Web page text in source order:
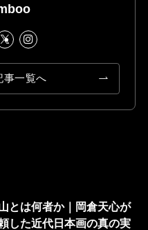
事一覧へ
とは何者か｜岡倉天心が
した近代日本画の真の実